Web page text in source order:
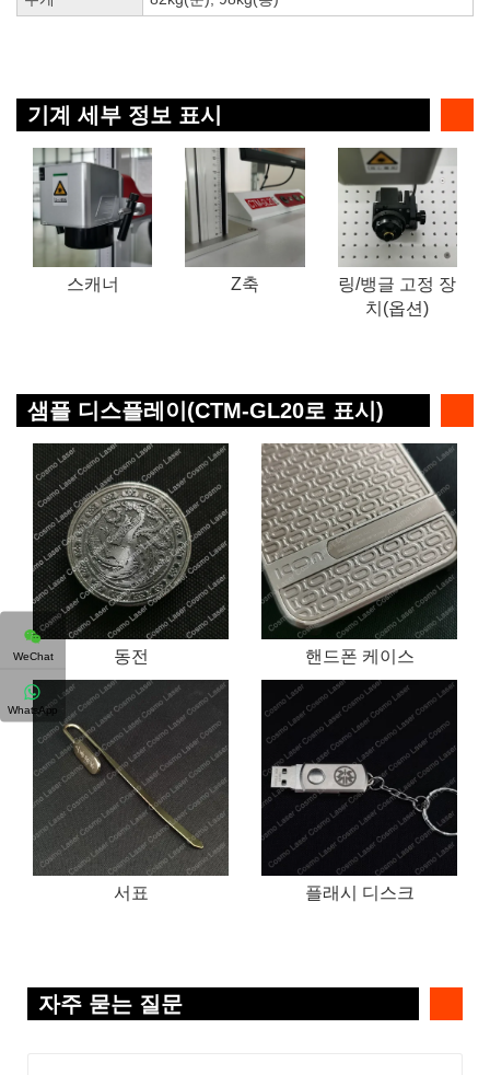
기계 세부 정보 표시
스캐너 Z축
링/뱅글 고정 장
치(옵션)
샘플 디스플레이(CTM-GL20로 표시)
동전 핸드폰 케이스
서표 플래시 디스크
자주 묻는 질문
WeChat
WhatsApp